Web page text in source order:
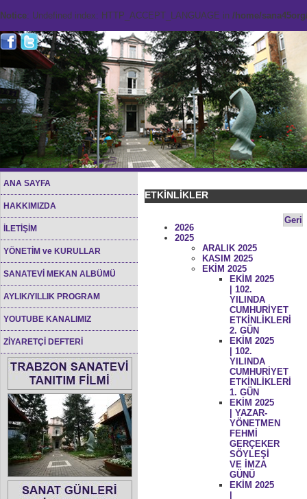
Notice: Undefined index: HTTP_ACCEPT_LANGUAGE in /home/
ANA SAYFA
HAKKIMIZDA
İLETİŞİM
YÖNETİM ve KURULLAR
SANATEVİ MEKAN ALBÜMÜ
AYLIK/YILLIK PROGRAM
YOUTUBE KANALIMIZ
ZİYARETÇİ DEFTERİ
ETKİNLİKLER
Geri
2026
2025
ARALIK 2025
KASIM 2025
EKİM 2025
EKİM 2025
| 102.
YILINDA
CUMHURİYET
ETKİNLİKLERİ
2. GÜN
EKİM 2025
| 102.
YILINDA
CUMHURİYET
ETKİNLİKLERİ
1. GÜN
EKİM 2025
| YAZAR-
YÖNETMEN
FEHMİ
GERÇEKER
SÖYLEŞİ
VE İMZA
GÜNÜ
EKİM 2025